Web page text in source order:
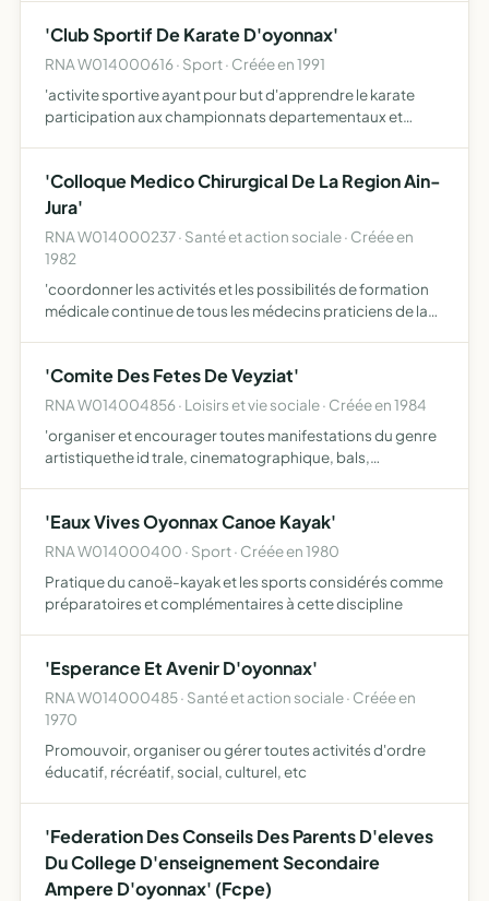
'Club Sportif De Karate D'oyonnax'
RNA W014000616 · Sport · Créée en 1991
'activite sportive ayant pour but d'apprendre le karate
participation aux championnats departementaux et
'Colloque Medico Chirurgical De La Region Ain-
Jura'
RNA W014000237 · Santé et action sociale · Créée en
1982
'coordonner les activités et les possibilités de formation
médicale continue de tous les médecins praticiens de la
'Comite Des Fetes De Veyziat'
RNA W014004856 · Loisirs et vie sociale · Créée en 1984
'organiser et encourager toutes manifestations du genre
artistiquethe id trale, cinematographique, bals,
'Eaux Vives Oyonnax Canoe Kayak'
RNA W014000400 · Sport · Créée en 1980
Pratique du canoë-kayak et les sports considérés comme
préparatoires et complémentaires à cette discipline
'Esperance Et Avenir D'oyonnax'
RNA W014000485 · Santé et action sociale · Créée en
1970
Promouvoir, organiser ou gérer toutes activités d'ordre
éducatif, récréatif, social, culturel, etc
'Federation Des Conseils Des Parents D'eleves
Du College D'enseignement Secondaire
Ampere D'oyonnax' (Fcpe)